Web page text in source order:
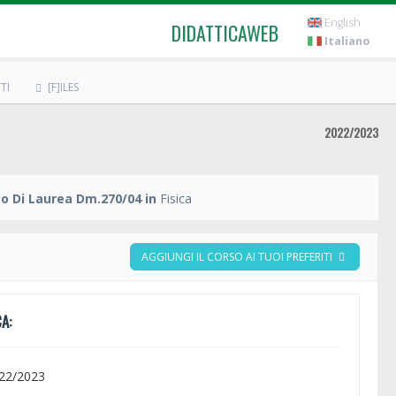
DIDATTICAWEB
English
Italiano
[F]ILES
2022/2023
Di Laurea Dm.270/04 in Fisica
AGGIUNGI IL CORSO AI TUOI PREFERITI
2023